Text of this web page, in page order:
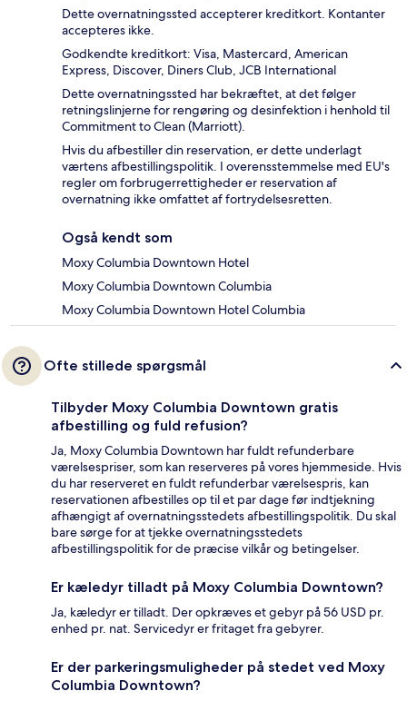
Dette overnatningssted accepterer kreditkort. Kontanter
accepteres ikke.
Godkendte kreditkort: Visa, Mastercard, American
Express, Discover, Diners Club, JCB International
Dette overnatningssted har bekræftet, at det følger
retningslinjerne for rengøring og desinfektion i henhold til
Commitment to Clean (Marriott).
Hvis du afbestiller din reservation, er dette underlagt
værtens afbestillingspolitik. I overensstemmelse med EU's
regler om forbrugerrettigheder er reservation af
overnatning ikke omfattet af fortrydelsesretten.
Også kendt som
Moxy Columbia Downtown Hotel
Moxy Columbia Downtown Columbia
Moxy Columbia Downtown Hotel Columbia
Ofte stillede spørgsmål
Tilbyder Moxy Columbia Downtown gratis
afbestilling og fuld refusion?
Ja, Moxy Columbia Downtown har fuldt refunderbare
værelsespriser, som kan reserveres på vores hjemmeside. Hvis
du har reserveret en fuldt refunderbar værelsespris, kan
reservationen afbestilles op til et par dage før indtjekning
afhængigt af overnatningsstedets afbestillingspolitik. Du skal
bare sørge for at tjekke overnatningsstedets
afbestillingspolitik for de præcise vilkår og betingelser.
Er kæledyr tilladt på Moxy Columbia Downtown?
Ja, kæledyr er tilladt. Der opkræves et gebyr på 56 USD pr.
enhed pr. nat. Servicedyr er fritaget fra gebyrer.
Er der parkeringsmuligheder på stedet ved Moxy
Columbia Downtown?